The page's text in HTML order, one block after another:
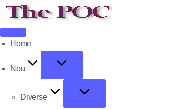
Home
Nou
Diverse